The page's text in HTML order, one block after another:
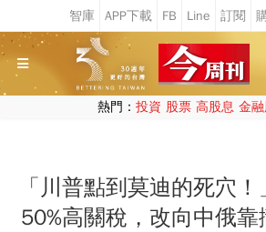
熱門： 投資 股票 高股息 金
「川普點到莫迪的死穴
50%高關稅，改向中俄